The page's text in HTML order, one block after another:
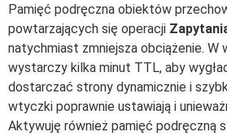
Pamięć podręczna obiektów
powtarzających się operacji
natychmiast zmniejsza obciążenie. W
wystarczy kilka minut TTL, aby
dostarczać strony dynamicznie i
wtyczki poprawnie ustawiają i
Aktywuję również pamięć podręczną